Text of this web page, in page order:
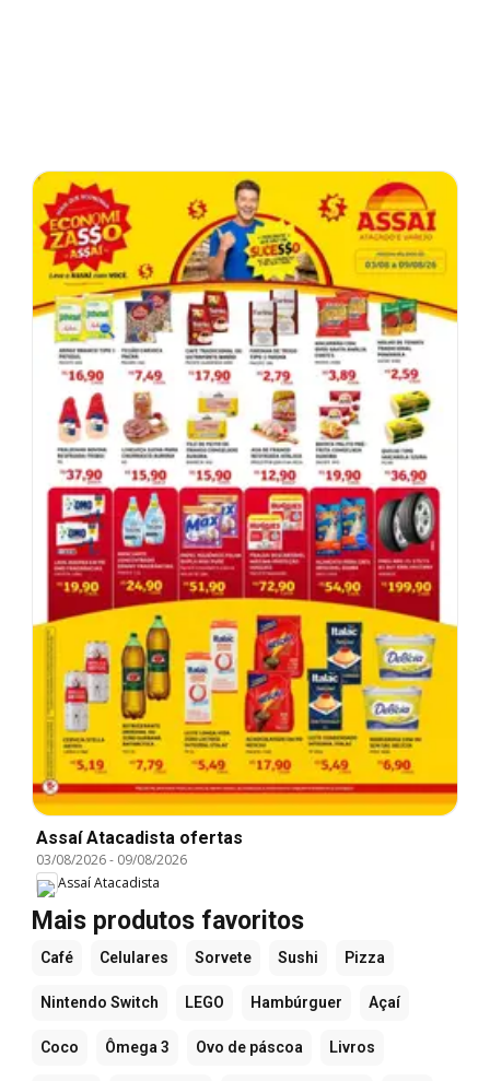
Assaí Atacadista ofertas
03/08/2026- 09/08/2026
Assaí Atacadista
Mais produtos favoritos
Café Celulares Sorvete Sushi Pizza
Nintendo Switch LEGO Hambúrguer Açaí
Coco Ômega 3 Ovo de páscoa Livros